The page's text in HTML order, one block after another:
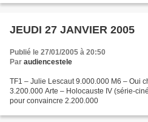
JEUDI 27 JANVIER 2005
Publié le 27/01/2005 à 20:50
Par audiencestele
TF1 – Julie Lescaut 9.000.000 M6 – Oui
3.200.000 Arte – Holocauste IV (série-
pour convaincre 2.200.000